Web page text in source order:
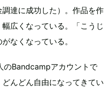
達に成功した）。作品を作
広くなっている。「こうじ
なくなっている。
のBandcampアカウントで
んどん自由になってきてい